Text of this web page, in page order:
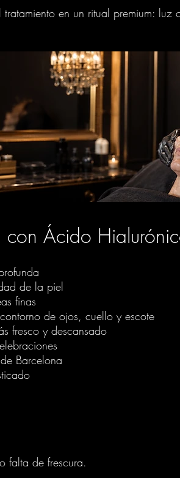
tratamiento en un ritual premium:
con Ácido
de la piel
finas
de ojos, cuello y escote
fresco y descansado
Barcelona
falta de frescura.